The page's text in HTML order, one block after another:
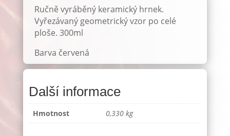
ID:
2796
množství
Ručně vyráběný keramický hrnek.
Vyřezávaný geometrický vzor po celé
ploše. 300ml
Barva červená
Další informace
Hmotnost 0,330 kg